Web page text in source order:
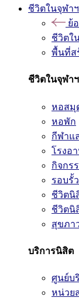
ชีวิตในจุฬาฯ
ย้
ชีวิตใ
พื้นที่ส
ชีวิตในจุฬาฯ
หอสมุ
หอพัก
กีฬาแ
โรงอ
กิจกร
รอบรั้
ชีวิตนิ
ชีวิตนิ
สุขภา
บริการนิสิต
ศูนย์บ
หน่วย